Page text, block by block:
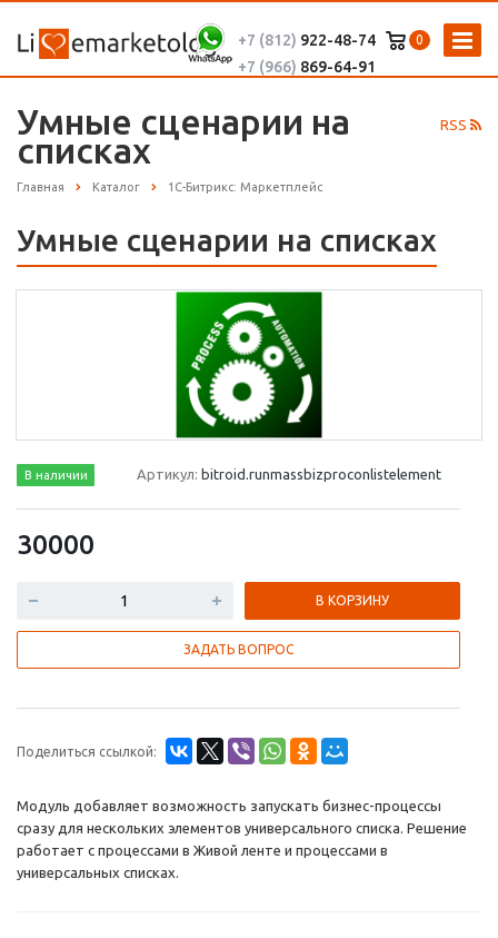
0
+7 (812) 922-48-74
+7 (966) 869-64-91
RSS
Умные сценарии на
списках
Главная Каталог 1С-Битрикс: Маркетплейс
Умные сценарии на списках
В наличии Артикул: bitroid.runmassbizproconlistelement
30000
В КОРЗИНУ
ЗАДАТЬ ВОПРОС
Поделиться ссылкой:
Модуль добавляет возможность запускать бизнес-процессы
сразу для нескольких элементов универсального списка. Решение
работает с процессами в Живой ленте и процессами в
универсальных списках.